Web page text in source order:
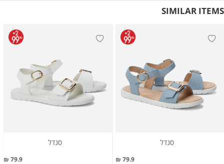
SIMILAR ITEMS
סנדל
79.9 ₪
סנדל
79.9 ₪